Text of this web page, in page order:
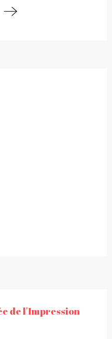
de l'Impression